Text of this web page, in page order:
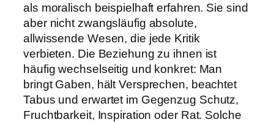
als moralisch beispielhaft erfahren. Sie sind
aber nicht zwangsläufig absolute,
allwissende Wesen, die jede Kritik
verbieten. Die Beziehung zu ihnen ist
häufig wechselseitig und konkret: Man
bringt Gaben, hält Versprechen, beachtet
Tabus und erwartet im Gegenzug Schutz,
Fruchtbarkeit, Inspiration oder Rat. Solche